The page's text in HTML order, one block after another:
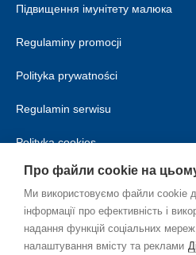
Підвищення імунітету малюка
Regulaminy promocji
Polityka prywatności
Regulamin serwisu
Polityka cookies
Про файли cookie на
Ми використовуємо файли cookie
інформації про ефективність і
надання функцій соціальних
налаштування вмісту та реклами